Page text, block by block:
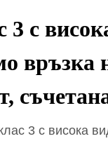
3 с
връзка
3 с висока